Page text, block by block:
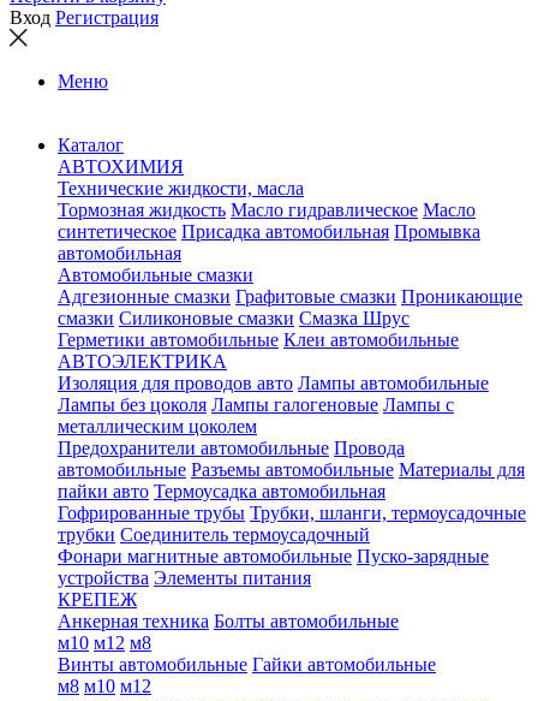
Вход Регистрация
Меню
Каталог
АВТОХИМИЯ
Технические жидкости, масла
Тормозная жидкость Масло гидравлическое Масло
синтетическое Присадка автомобильная Промывка
автомобильная
Автомобильные смазки
Адгезионные смазки Графитовые смазки Проникающие
смазки Силиконовые смазки Смазка Шрус
Герметики автомобильные Клеи автомобильные
АВТОЭЛЕКТРИКА
Изоляция для проводов авто Лампы автомобильные
Лампы без цоколя Лампы галогеновые Лампы с
металлическим цоколем
Предохранители автомобильные Провода
автомобильные Разъемы автомобильные Материалы для
пайки авто Термоусадка автомобильная
Гофрированные трубы Трубки, шланги, термоусадочные
трубки Соединитель термоусадочный
Фонари магнитные автомобильные Пуско-зарядные
устройства Элементы питания
КРЕПЕЖ
Анкерная техника Болты автомобильные
м10 м12 м8
Винты автомобильные Гайки автомобильные
м8 м10 м12